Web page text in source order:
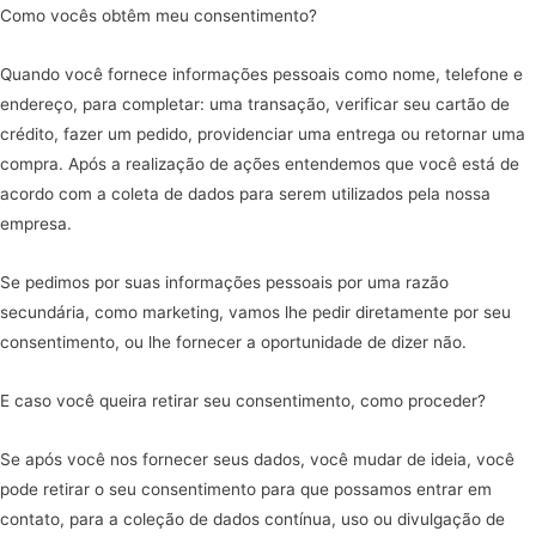
Como vocês obtêm meu consentimento?
Quando você fornece informações pessoais como nome, telefone e
endereço, para completar: uma transação, verificar seu cartão de
crédito, fazer um pedido, providenciar uma entrega ou retornar uma
compra. Após a realização de ações entendemos que você está de
acordo com a coleta de dados para serem utilizados pela nossa
empresa.
Se pedimos por suas informações pessoais por uma razão
secundária, como marketing, vamos lhe pedir diretamente por seu
consentimento, ou lhe fornecer a oportunidade de dizer não.
E caso você queira retirar seu consentimento, como proceder?
Se após você nos fornecer seus dados, você mudar de ideia, você
pode retirar o seu consentimento para que possamos entrar em
contato, para a coleção de dados contínua, uso ou divulgação de